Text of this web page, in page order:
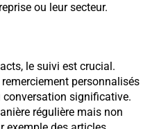
ou leur secteur.
le suivi est crucial.
personnalisés
conversation significative.
régulière mais non